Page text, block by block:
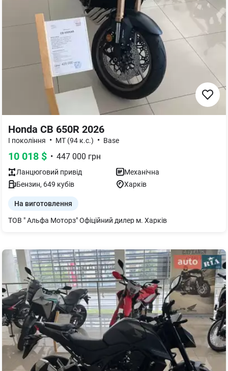
Honda CB 650R 2026
I покоління • MT (94 к.с.) • Base
10 018 $ • 447 000 грн
Ланцюговий привід
Механічна
Бензин, 649 кубів Харків
На виготовлення
ТОВ " Альфа Моторз" Офіційний дилер м. Харків